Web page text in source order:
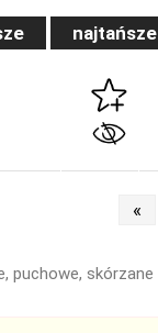
najtańsze
«
puchowe, skórzane